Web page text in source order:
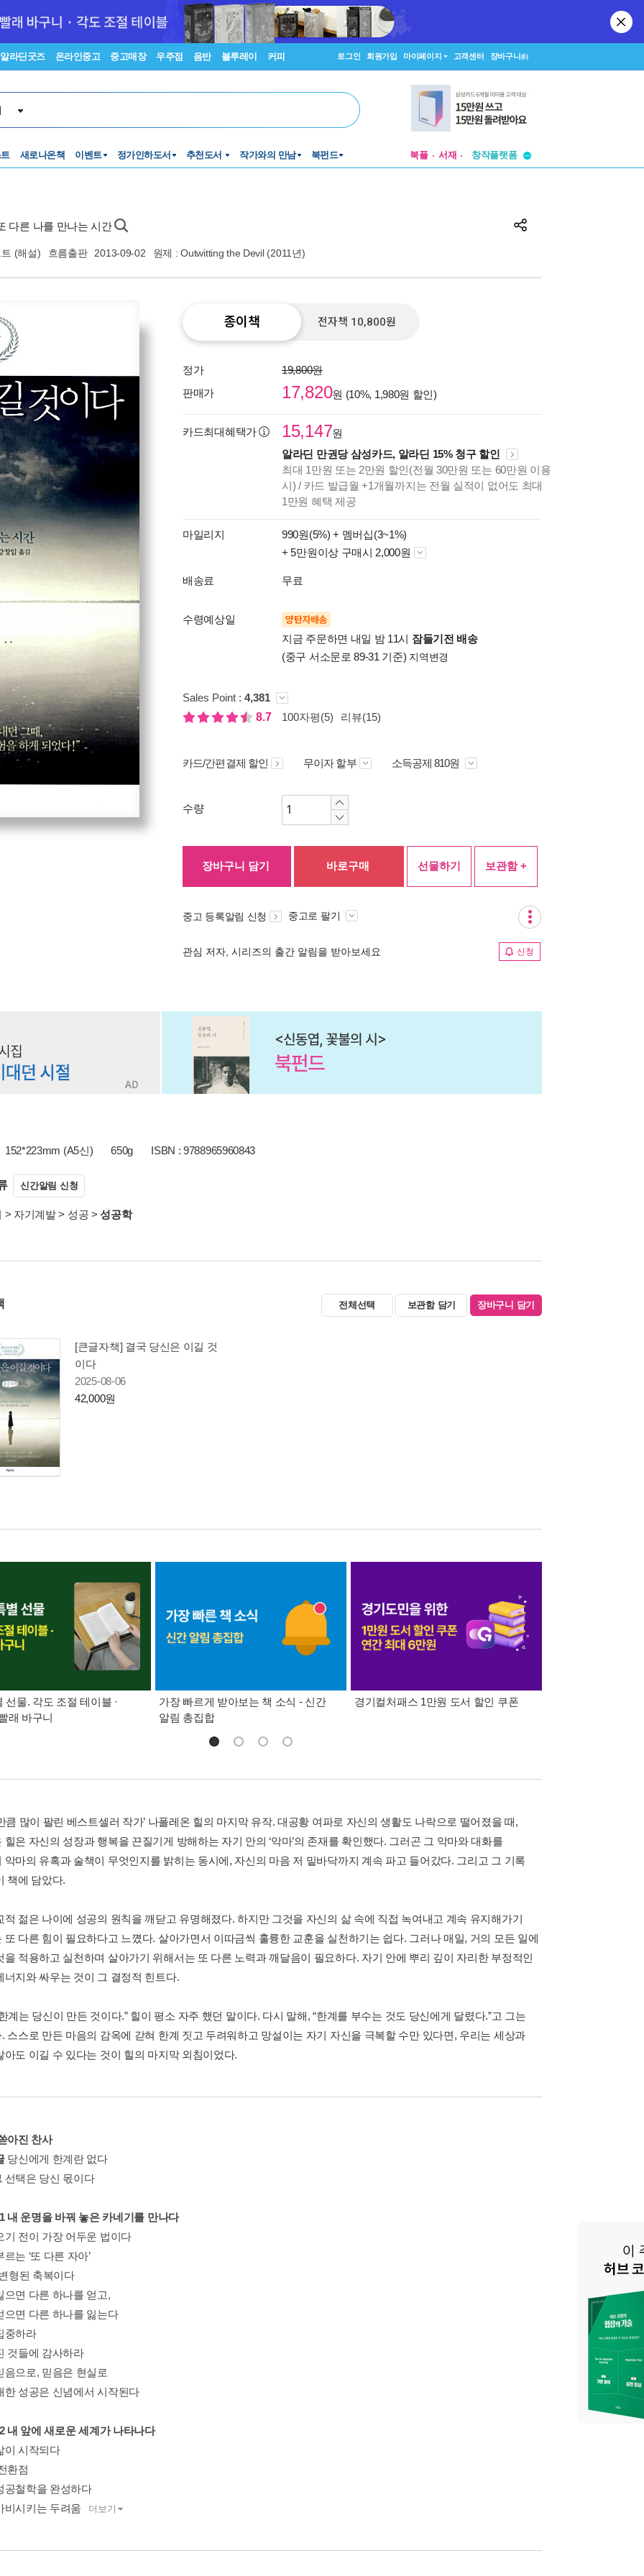
알라딘굿즈 온라인중고 중고매장 우주점 음반 블루레이 커피 로그인 회원가입 마이페이지 고객센터 장바구니(0)
새로나온책 이벤트 정가인하도서 추천도서 작가와의 만남 북펀드 북플 서재
투비컨티뉴드
투비컨티뉴드
다른 나를 만나는 시간
(해설) 흐름출판 2013-09-02 원제 : Outwitting the Devil (2011년)
종이책 전자책 10,800원
정가
19,800원
판매가
17,820원 (10%, 1,980원 할인)
카드최대혜택가 15,147원
알라딘 만권당 삼성카드, 알라딘 15% 청구 할인
최대 1만원 또는 2만원 할인(전월 30만원 또는 60만원 이용
시) / 카드 발급월 +1개월까지는 전월 실적이 없어도 최대
1만원 혜택 제공
마일리지 990원(5%) + 멤버십(3~1%)
+ 5만원이상 구매시 2,000원
배송료 무료
수령예상일 양탄자배송
지금 주문하면 내일 밤 11시 잠들기전 배송
(중구 서소문로 89-31 기준) 지역변경
Sales Point : 4,381
8.7
100자평(5) 리뷰(15)
카드/간편결제 할인 무이자 할부 소득공제 810원
수량
장바구니 담기 바로구매 선물하기 보관함 +
중고 등록알림 신청 중고로 팔기
관심 저자, 시리즈의 출간 알림을 받아보세요 신청
152*223mm (A5신) 650g ISBN : 9788965960843
신간알림 신청
> 자기계발> 성공 >성공학
전체선택 보관함 담기 장바구니 담기
[큰글자책] 결국 당신은 이길 것
이다
2025-08-06
42,000원
선물. 각도 조절 테이블 ·
래 바구니
가장 빠르게 받아보는 책 소식 - 신간
알림 총집합
경기컬처패스 1만원 도서 할인 쿠폰
큼 많이 팔린 베스트셀러 작가’ 나폴레온 힐의 마지막 유작. 대공황 여파로 자신의 생활도 나락으로 떨어졌을 때,
힐은 자신의 성장과 행복을 끈질기게 방해하는 자기 안의 ‘악마’의 존재를 확인했다. 그러곤 그 악마와 대화를
악마의 유혹과 술책이 무엇인지를 밝히는 동시에, 자신의 마음 저 밑바닥까지 계속 파고 들어갔다. 그리고 그 기록
책에 담았다.
적 젊은 나이에 성공의 원칙을 깨닫고 유명해졌다. 하지만 그것을 자신의 삶 속에 직접 녹여내고 계속 유지해가기
또 다른 힘이 필요하다고 느꼈다. 살아가면서 이따금씩 훌륭한 교훈을 실천하기는 쉽다. 그러나 매일, 거의 모든 일에
을 적용하고 실천하며 살아가기 위해서는 또 다른 노력과 깨달음이 필요하다. 자기 안에 뿌리 깊이 자리한 부정적인
너지와 싸우는 것이 그 결정적 힌트다.
계는 당신이 만든 것이다.” 힐이 평소 자주 했던 말이다. 다시 말해, “한계를 부수는 것도 당신에게 달렸다.”고 그는
스스로 만든 마음의 감옥에 갇혀 한계 짓고 두려워하고 망설이는 자기 자신을 극복할 수만 있다면, 우리는 세상과
아도 이길 수 있다는 것이 힐의 마지막 외침이었다.
아진 찬사
당신에게 한계란 없다
선택은 당신 몫이다
내 운명을 바꿔 놓은 카네기를 만나다
기 전이 가장 어두운 법이다
는 ‘또 다른 자아’
변형된 축복이다
으면 다른 하나를 얻고,
으면 다른 하나를 잃는다
중하라
것들에 감사하라
음으로, 믿음은 현실로
한 성공은 신념에서 시작된다
내 앞에 새로운 세계가 나타나다
이 시작되다
환점
공철학을 완성하다
비시키는 두려움
더보기